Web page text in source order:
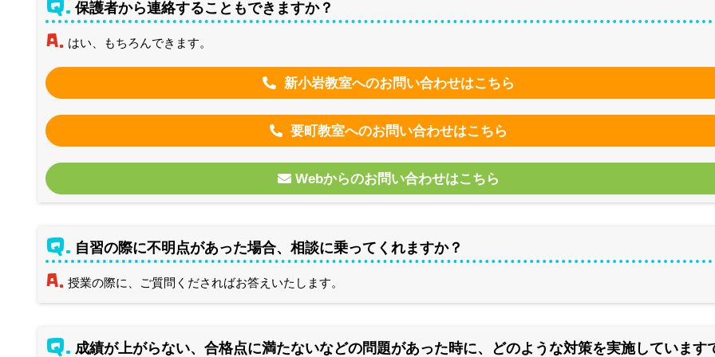
保護者から連絡することもできますか？
A. はい、もちろんできます。
新小岩教室へのお問い合わせはこちら
要町教室へのお問い合わせはこちら
Webからのお問い合わせはこちら
Q. 自習の際に不明点があった場合、相談に乗ってくれますか？
A. 授業の際に、ご質問くださればお答えいたします。
Q. 成績が上がらない、合格点に満たないなどの問題があった時に、どのような対策を実施しています